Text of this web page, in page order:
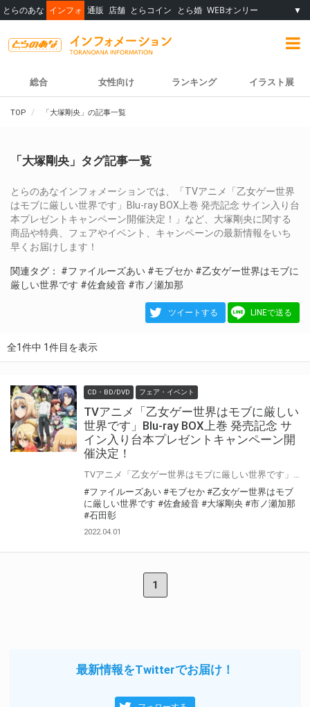
とらのあな インフォ 通販 店舗 とらコイン とら婚 WEBオンリー ▼
総合 女性向け ランキング イラスト展
TOP 「大塚剛央」の記事一覧
「大塚剛央」タグ記事一覧
とらのあなインフォメーションでは、「TVアニメ「乙女ゲー世界
はモブに厳しい世界です」Blu-ray BOX上巻 発売記念 サイン入り台
本プレゼントキャンペーン開催決定！」など、大塚剛央に関する
商品や特典、フェアやイベント、キャンペーンの最新情報をいち
早くお届けします！
関連タグ： #ファイルーズあい #モブセか #乙女ゲー世界はモブに
厳しい世界です #佐倉綾音 #市ノ瀬加那
ツイートする LINEで送る
全1件中 1件目を表示
CD・BD/DVD フェア・イベント
TVアニメ「乙女ゲー世界はモブに厳しい
世界です」Blu-ray BOX上巻 発売記念 サ
イン入り台本プレゼントキャンペーン開
催決定！
#ファイルーズあい #モブセか #乙女ゲー世界はモブ
に厳しい世界です #佐倉綾音 #大塚剛央 #市ノ瀬加那
#石田彰
2022.04.01
1
最新情報をTwitterでお届け！